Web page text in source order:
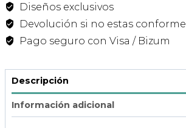
Noma
Fernandez
cantidad
Diseños exclusivos
Devolución si no estas conforme
Pago seguro con Visa / Bizum
Descripción
Información adicional